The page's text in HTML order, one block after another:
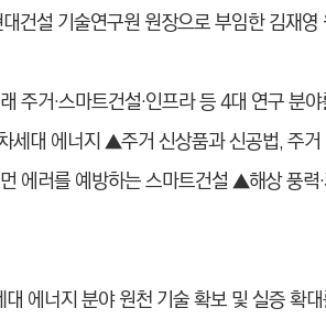
건설 기술연구원 원장으로 부임한 김재
주거·스마트건설·인프라 등 4대 연구 분
대 에너지 ▲주거 신상품과 신공법, 주거
에러를 예방하는 스마트건설 ▲해상 풍력
에너지 분야 원천 기술 확보 및 실증 확